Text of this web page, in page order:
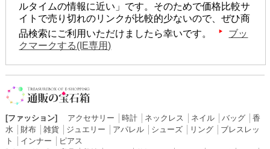
ルタイムの情報に近い」です。そのためで価格比較サ
イトで売り切れのリンクが比較的少ないので、ぜひ商
品検索にご利用いただけましたら幸いです。
ブッ
クマークする(IE専用)
[ファッション] アクセサリー 時計│ ネックレス ネイル│ バッグ│ 香
水
財布│ 雑貨│ ジュエリー アパレル│ シューズ│ リング│ ブレスレッ
ト
インナー
ピアス